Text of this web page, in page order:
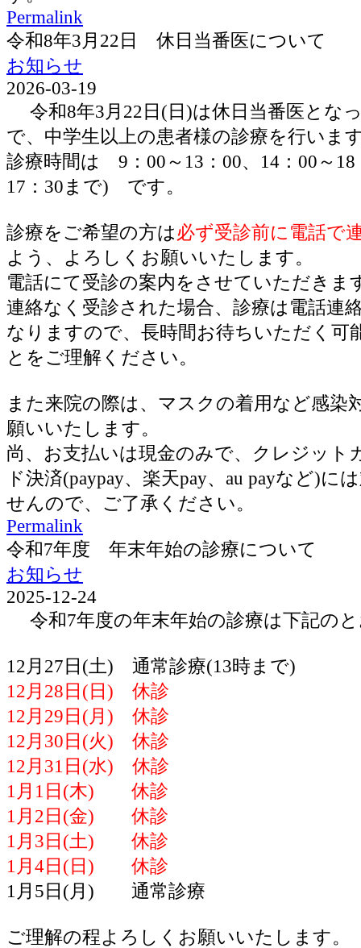
Permalink
令和8年3月22日 休日当番医について
お知らせ
2026-03-19
令和8年3月22日(日)は休日当番医とな
で、中学生以上の患者様の診療を行いま
診療時間は 9：00～13：00、14：00～
17：30まで) です。
診療をご希望の方は必ず受診前に電話で
よう、よろしくお願いいたします。
電話にて受診の案内をさせていただきま
連絡なく受診された場合、診療は電話連
なりますので、長時間お待ちいただく可
とをご理解ください。
また来院の際は、マスクの着用など感染
願いいたします。
尚、お支払いは現金のみで、クレジット
ド決済(paypay、楽天pay、au payなど)に
せんので、ご了承ください。
Permalink
令和7年度 年末年始の診療について
お知らせ
2025-12-24
令和7年度の年末年始の診療は下記の
12月27日(土) 通常診療(13時まで)
12月28日(日) 休診
12月29日(月) 休診
12月30日(火) 休診
12月31日(水) 休診
1月1日(木) 休診
1月2日(金) 休診
1月3日(土) 休診
1月4日(日) 休診
1月5日(月) 通常診療
ご理解の程よろしくお願いいたします。